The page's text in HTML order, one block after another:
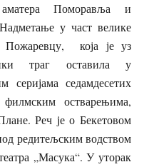
Поморавља и
у част велике
Пожаревцу, која је уз
траг оставила у
серијама седамдесетих
остварењима,
Реч је о Бекетовом
редитељским водством
„Масука“. У уторак